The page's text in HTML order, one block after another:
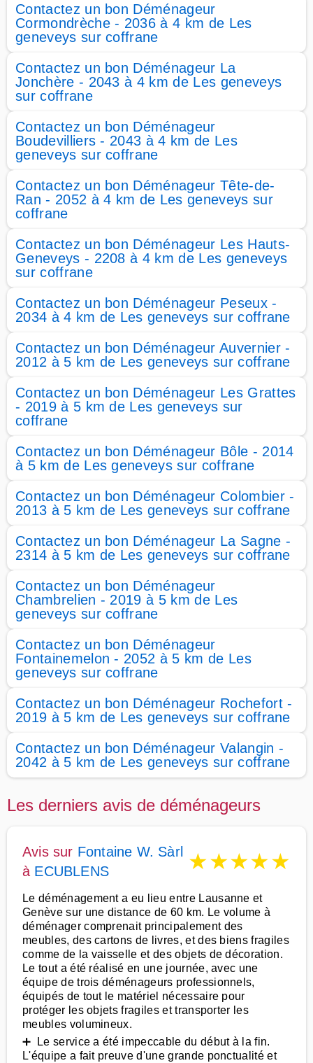
Contactez un bon Déménageur
Cormondrèche - 2036 à 4 km de Les
geneveys sur coffrane
Contactez un bon Déménageur La
Jonchère - 2043 à 4 km de Les geneveys
sur coffrane
Contactez un bon Déménageur
Boudevilliers - 2043 à 4 km de Les
geneveys sur coffrane
Contactez un bon Déménageur Tête-de-
Ran - 2052 à 4 km de Les geneveys sur
coffrane
Contactez un bon Déménageur Les Hauts-
Geneveys - 2208 à 4 km de Les geneveys
sur coffrane
Contactez un bon Déménageur Peseux -
2034 à 4 km de Les geneveys sur coffrane
Contactez un bon Déménageur Auvernier -
2012 à 5 km de Les geneveys sur coffrane
Contactez un bon Déménageur Les Grattes
- 2019 à 5 km de Les geneveys sur
coffrane
Contactez un bon Déménageur Bôle - 2014
à 5 km de Les geneveys sur coffrane
Contactez un bon Déménageur Colombier -
2013 à 5 km de Les geneveys sur coffrane
Contactez un bon Déménageur La Sagne -
2314 à 5 km de Les geneveys sur coffrane
Contactez un bon Déménageur
Chambrelien - 2019 à 5 km de Les
geneveys sur coffrane
Contactez un bon Déménageur
Fontainemelon - 2052 à 5 km de Les
geneveys sur coffrane
Contactez un bon Déménageur Rochefort -
2019 à 5 km de Les geneveys sur coffrane
Contactez un bon Déménageur Valangin -
2042 à 5 km de Les geneveys sur coffrane
Les derniers avis de déménageurs
Avis sur Fontaine W. Sàrl
à ECUBLENS ★★★★★
Le déménagement a eu lieu entre Lausanne et
Genève sur une distance de 60 km. Le volume à
déménager comprenait principalement des
meubles, des cartons de livres, et des biens fragiles
comme de la vaisselle et des objets de décoration.
Le tout a été réalisé en une journée, avec une
équipe de trois déménageurs professionnels,
équipés de tout le matériel nécessaire pour
protéger les objets fragiles et transporter les
meubles volumineux.
➕ Le service a été impeccable du début à la fin.
L'équipe a fait preuve d'une grande ponctualité et